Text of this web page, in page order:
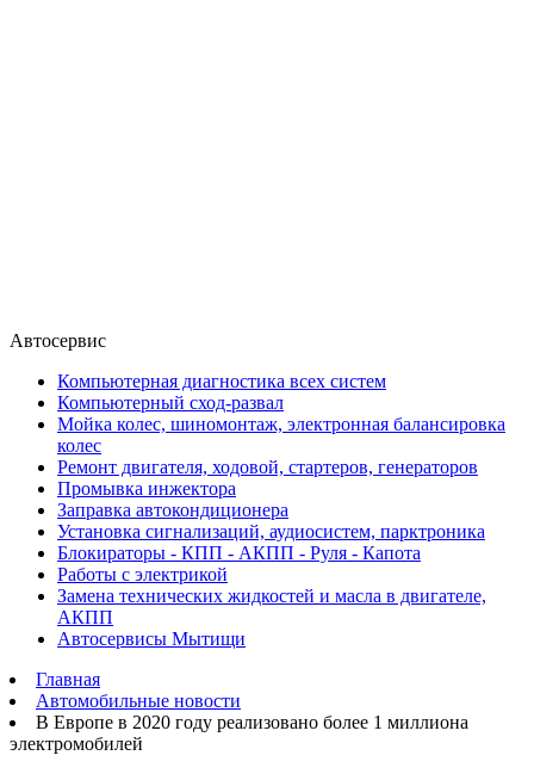
Автосервис
Компьютерная диагностика всех систем
Компьютерный сход-развал
Мойка колес, шиномонтаж, электронная балансировка
колес
Ремонт двигателя, ходовой, стартеров, генераторов
Промывка инжектора
Заправка автокондиционера
Установка сигнализаций, аудиосистем, парктроника
Блокираторы - КПП - АКПП - Руля - Капота
Работы с электрикой
Замена технических жидкостей и масла в двигателе,
АКПП
Автосервисы Мытищи
Главная
Автомобильные новости
В Европе в 2020 году реализовано более 1 миллиона
электромобилей